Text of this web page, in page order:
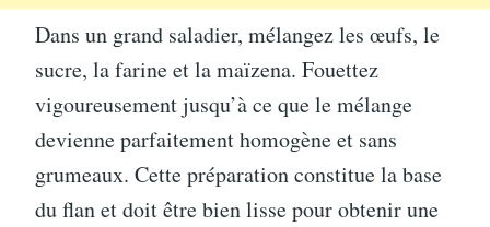
Dans un grand saladier, mélangez les œufs, le
sucre, la farine et la maïzena. Fouettez
vigoureusement jusqu’à ce que le mélange
devienne parfaitement homogène et sans
grumeaux. Cette préparation constitue la base
du flan et doit être bien lisse pour obtenir une